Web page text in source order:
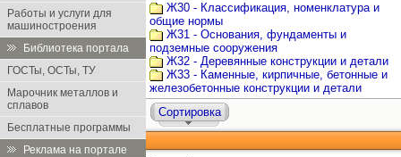
Работы и услуги для
машиностроения
Библиотека портала
ГОСТы, ОСТы, ТУ
Марочник металлов и
сплавов
Бесплатные программы
Реклама на портале
Ж30 - Классификация, номенклатура и
общие нормы
Ж31 - Основания, фундаменты и
подземные сооружения
Ж32 - Деревянные конструкции и детали
Ж33 - Каменные, кирпичные, бетонные и
железобетонные конструкции и детали
Сортировка